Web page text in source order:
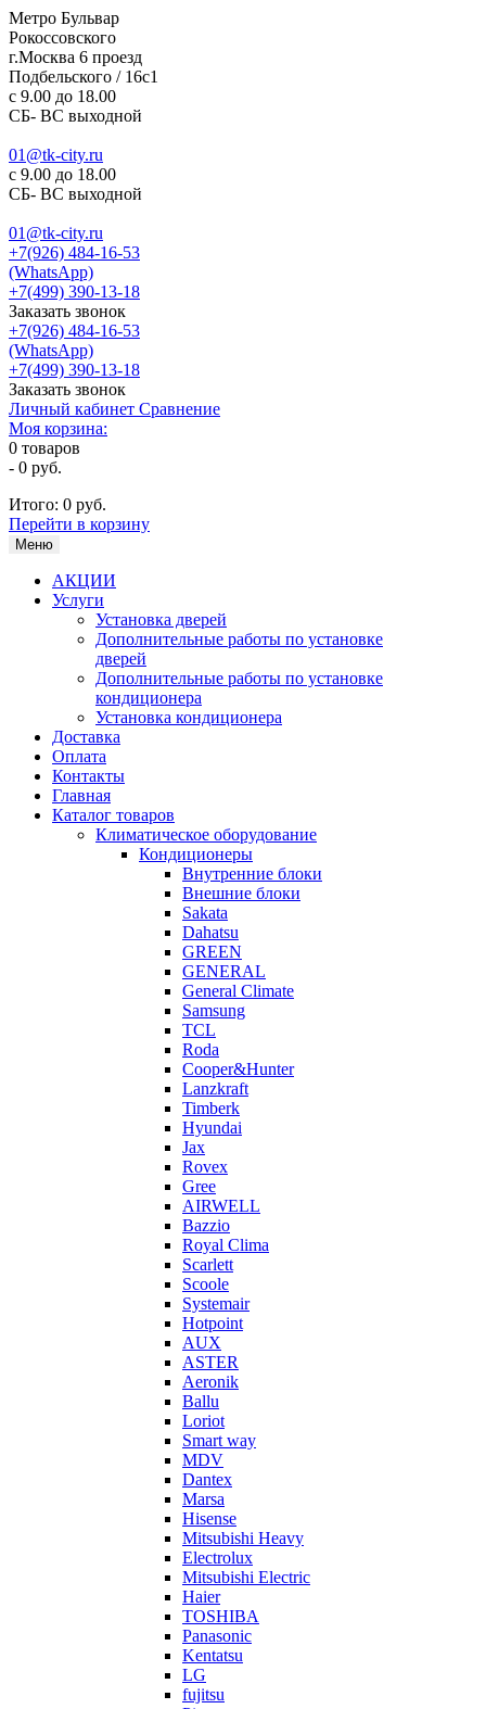
Метро Бульвар
Рокоссовского
г.Москва 6 проезд
Подбельского / 16с1
c 9.00 до 18.00
СБ- ВС выходной
01@tk-city.ru
c 9.00 до 18.00
СБ- ВС выходной
01@tk-city.ru
+7(926) 484-16-53
(WhatsApp)
+7(499) 390-13-18
Заказать звонок
+7(926) 484-16-53
(WhatsApp)
+7(499) 390-13-18
Заказать звонок
Личный кабинет Сравнение
Моя корзина:
0 товаров
- 0 руб.
Итого: 0 руб.
Перейти в корзину
Меню
АКЦИИ
Услуги
Установка дверей
Дополнительные работы по установке
дверей
Дополнительные работы по установке
кондиционера
Установка кондиционера
Доставка
Оплата
Контакты
Главная
Каталог товаров
Климатическое оборудование
Кондиционеры
Внутренние блоки
Внешние блоки
Sakata
Dahatsu
GREEN
GENERAL
General Climate
Samsung
TCL
Roda
Cooper&Hunter
Lanzkraft
Timberk
Hyundai
Jax
Rovex
Gree
AIRWELL
Bazzio
Royal Clima
Scarlett
Scoole
Systemair
Hotpoint
AUX
ASTER
Aeronik
Ballu
Loriot
Smart way
MDV
Dantex
Marsa
Hisense
Mitsubishi Heavy
Electrolux
Mitsubishi Electric
Haier
TOSHIBA
Panasonic
Kentatsu
LG
fujitsu